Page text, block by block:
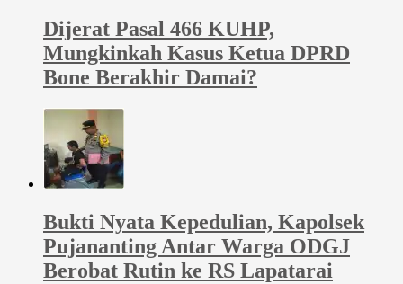
Dijerat Pasal 466 KUHP,
Mungkinkah Kasus Ketua DPRD
Bone Berakhir Damai?
Bukti Nyata Kepedulian, Kapolsek
Pujananting Antar Warga ODGJ
Berobat Rutin ke RS Lapatarai